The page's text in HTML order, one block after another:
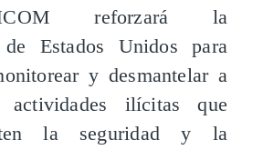
reforzará la
de Estados Unidos para
y desmantelar a
ilícitas que
la seguridad y la